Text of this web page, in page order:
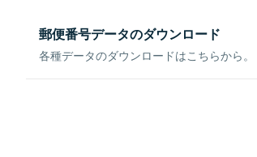
郵便番号データのダウンロード
各種データのダウンロードはこちらから。